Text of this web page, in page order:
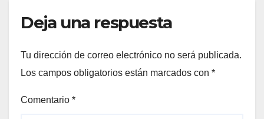
Deja una respuesta
Tu dirección de correo electrónico no será publicada.
Los campos obligatorios están marcados con *
Comentario *